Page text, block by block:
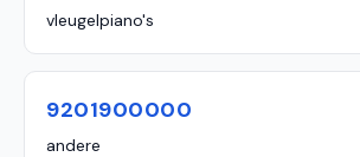
vleugelpiano's
9201900000
andere